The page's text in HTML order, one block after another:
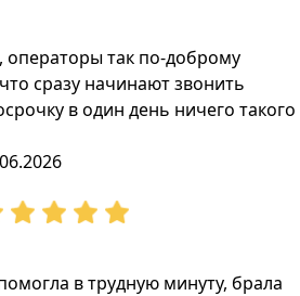
так по-доброму
сразу начинают звонить
в один день ничего такого
в трудную минуту, брала